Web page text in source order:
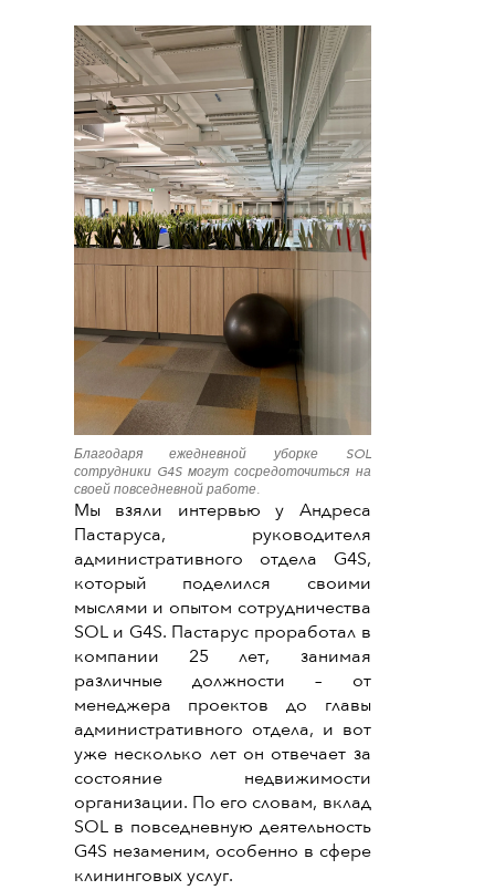
Благодаря ежедневной уборке SOL
сотрудники G4S могут сосредоточиться на
своей повседневной работе.
Мы взяли интервью у Андреса
Пастаруса, руководителя
административного отдела G4S,
который поделился своими
мыслями и опытом сотрудничества
SOL и G4S. Пастарус проработал в
компании 25 лет, занимая
различные должности – от
менеджера проектов до главы
административного отдела, и вот
уже несколько лет он отвечает за
состояние недвижимости
организации. По его словам, вклад
SOL в повседневную деятельность
G4S незаменим, особенно в сфере
клининговых услуг.